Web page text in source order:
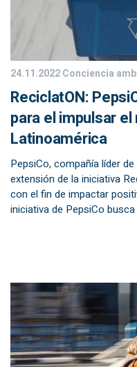
24.11.2022Conciencia
ReciclatON:
para el impulsar
Latinoamérica
PepsiCo, compañía líder
extensión de la iniciativa
con el fin de impactar
iniciativa de PepsiCo